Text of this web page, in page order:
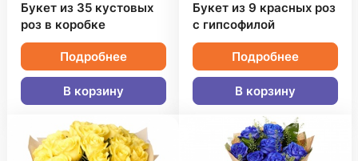
Букет из 35 кустовых
роз в коробке
Подробнее
В корзину
Букет из 9 красных роз
с гипсофилой
Подробнее
В корзину